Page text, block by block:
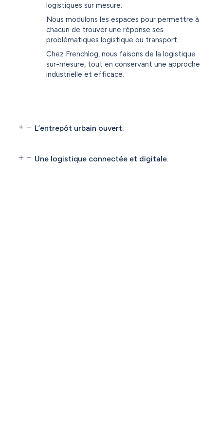
logistiques sur mesure.
Nous modulons les espaces pour permettre à
chacun de trouver une réponse ses
problématiques logistique ou transport.
Chez Frenchlog, nous faisons de la logistique
sur-mesure, tout en conservant une approche
industrielle et efficace.
L’entrepôt urbain ouvert.
Une logistique connectée et digitale.